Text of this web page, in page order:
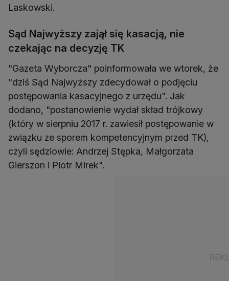
Laskowski.
Sąd Najwyższy zajął się kasacją, nie
czekając na decyzję TK
"Gazeta Wyborcza" poinformowała we wtorek, że
"dziś Sąd Najwyższy zdecydował o podjęciu
postępowania kasacyjnego z urzędu". Jak
dodano, "postanowienie wydał skład trójkowy
(który w sierpniu 2017 r. zawiesił postępowanie w
związku ze sporem kompetencyjnym przed TK),
czyli sędziowie: Andrzej Stępka, Małgorzata
Gierszon i Piotr Mirek".